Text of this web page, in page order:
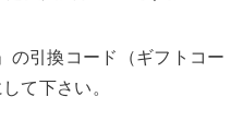
の引換コード（ギフトコー
て下さい。